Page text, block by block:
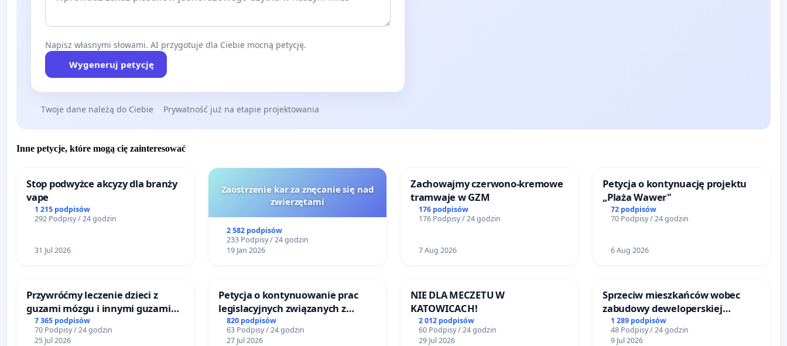
Napisz własnymi słowami. AI przygotuje dla Ciebie mocną petycję.
Wygeneruj petycję
Twoje dane należą do Ciebie Prywatność już na etapie projektowania
Inne petycje, które mogą cię zainteresować
Stop podwyżce akcyzy dla branży
vape
1 215 podpisów
292 Podpisy / 24 godzin
31 Jul 2026
Zaostrzenie kar za znęcanie się nad
zwierzętami
2 582 podpisów
233 Podpisy / 24 godzin
19 Jan 2026
Zachowajmy czerwono-kremowe
tramwaje w GZM
176 podpisów
176 Podpisy / 24 godzin
7 Aug 2026
Petycja o kontynuację projektu
„Plaża Wawer"
72 podpisów
70 Podpisy / 24 godzin
6 Aug 2026
Przywróćmy leczenie dzieci z
guzami mózgu i innymi guzami
litymi do Górnośląskiego
Centrum Zdrowia Dziecka w
7 365 podpisów
70 Podpisy / 24 godzin
25 Jul 2026
Petycja o kontynuowanie prac
legislacyjnych związanych z
reformą prawa rodzinnego
820 podpisów
63 Podpisy / 24 godzin
27 Jul 2026
NIE DLA MECZETU W
KATOWICACH!
2 012 podpisów
60 Podpisy / 24 godzin
29 Jul 2026
Sprzeciw mieszkańców wobec
zabudowy deweloperskiej
terenow zielonych w rejonie
Bulwarów Straceńskich w Bielsku-
1 289 podpisów
48 Podpisy / 24 godzin
9 Jul 2026